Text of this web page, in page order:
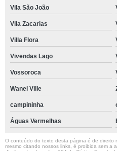
Vila São João
Vila Zacarias
Villa Flora
Vivendas Lago
Vossoroca
Wanel Ville
campininha
Águas Vermelhas
O conteúdo do texto desta página é de direito
mesmo citando nossos links, é proibida sem a